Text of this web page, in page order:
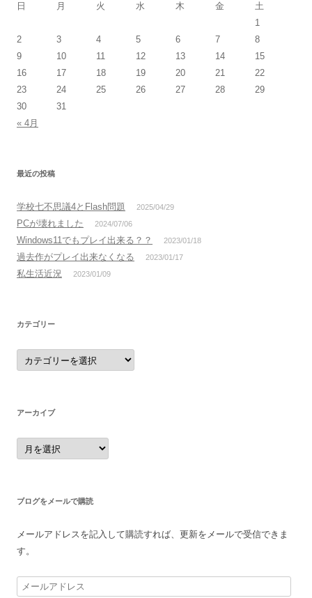
日
月 火 水 木 金
土
1
2
3 4 5 6 7
8
9
10 11 12 13 14
15
16
17 18 19 20 21
22
23
24 25 26 27 28
29
30
31
« 4月
最近の投稿
学校七不思議4とFlash問題 2025/04/29
PCが壊れました 2024/07/06
Windows11でもプレイ出来る？？ 2023/01/18
過去作がプレイ出来なくなる 2023/01/17
私生活近況 2023/01/09
カテゴリー
カ
テ
ゴ
アーカイブ
ア
ー
カ
ブログをメールで購読
メールアドレスを記入して購読すれば、更新をメールで受信できま
す。
メ